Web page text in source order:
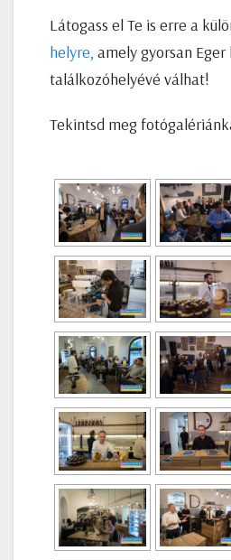
Látogass el Te is erre a
helyre, amely gyorsan
találkozóhelyévé válhat!
Tekintsd meg